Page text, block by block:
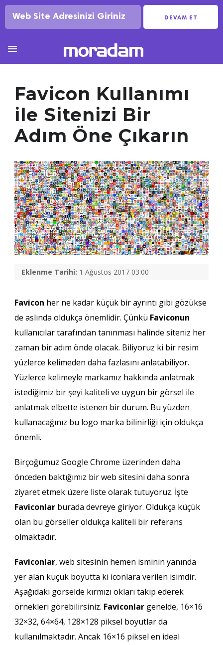
DEVAM ET

Favicon Kullanımı
ile Sitenizi Bir
Adım Öne Çıkarın
Eklenme Tarihi: 1 Ağustos 2017 03:00
Favicon her ne kadar küçük bir ayrıntı gibi gözükse
de aslında oldukça önemlidir. Çünkü Faviconun
kullanıcılar tarafından tanınması halinde siteniz her
zaman bir adım önde olacak. Biliyoruz ki bir resim
yüzlerce kelimeden daha fazlasını anlatabiliyor.
Yüzlerce kelimeyle markamız hakkında anlatmak
istediğimiz bir şeyi kaliteli ve uygun bir görsel ile
anlatmak elbette istenen bir durum. Bu yüzden
kullanacağınız bu logo marka bilinirliği için oldukça
önemli.
Birçoğumuz Google Chrome üzerinden daha
önceden baktığımız bir web sitesini daha sonra
ziyaret etmek üzere liste olarak tutuyoruz. İşte
Faviconlarburada devreye giriyor. Oldukça küçük
olan bu görseller oldukça kaliteli bir referans
olmaktadır.
Faviconlar, web sitesinin hemen isminin yanında
yer alan küçük boyutta ki iconlara verilen isimdir.
Aşağıdaki görselde kırmızı okları takip ederek
örnekleri görebilirsiniz. Faviconlargenelde, 16×16
32×32, 64×64, 128×128 piksel boyutlar da
kullanılmaktadır. Ancak 16×16 piksel en ideal